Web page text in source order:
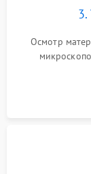
Неисправность
3.
Осмотр
процессора
диска и